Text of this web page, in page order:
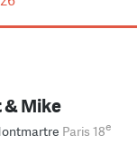
& Mike
Paris 18e